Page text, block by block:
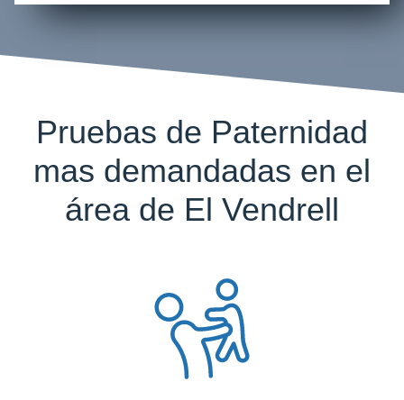
Pruebas de Paternidad
mas demandadas en el
área de El Vendrell